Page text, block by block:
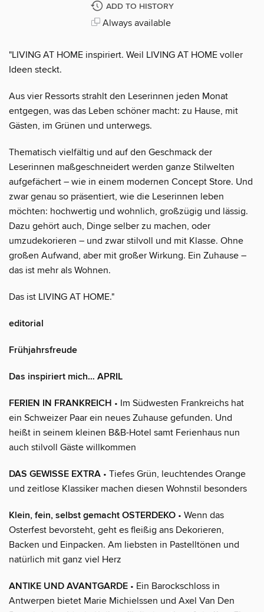
ADD TO HISTORY
Always available
"LIVING AT HOME inspiriert. Weil LIVING AT HOME voller
Ideen steckt.
Aus vier Ressorts strahlt den Leserinnen jeden Monat
entgegen, was das Leben schöner macht: zu Hause, mit
Gästen, im Grünen und unterwegs.
Thematisch vielfältig und auf den Geschmack der
Leserinnen maßgeschneidert werden ganze Stilwelten
aufgefächert – wie in einem modernen Concept Store. Und
zwar genau so präsentiert, wie die Leserinnen leben
möchten: hochwertig und wohnlich, großzügig und lässig.
Dazu gehört auch, Dinge selber zu machen, oder
umzudekorieren – und zwar stilvoll und mit Klasse. Ohne
großen Aufwand, aber mit großer Wirkung. Ein Zuhause –
das ist mehr als Wohnen.
Das ist LIVING AT HOME."
editorial
Frühjahrsfreude
Das inspiriert mich… APRIL
FERIEN IN FRANKREICH • Im Südwesten Frankreichs hat
ein Schweizer Paar ein neues Zuhause gefunden. Und
heißt in seinem kleinen B&B-Hotel samt Ferienhaus nun
auch stilvoll Gäste willkommen
DAS GEWISSE EXTRA • Tiefes Grün, leuchtendes Orange
und zeitlose Klassiker machen diesen Wohnstil besonders
Klein, fein, selbst gemacht OSTERDEKO • Wenn das
Osterfest bevorsteht, geht es fleißig ans Dekorieren,
Backen und Einpacken. Am liebsten in Pastelltönen und
natürlich mit ganz viel Herz
ANTIKE UND AVANTGARDE • Ein Barockschloss in
Antwerpen bietet Marie Michielssen und Axel Van Den